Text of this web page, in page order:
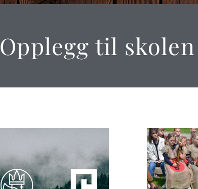
Opplegg til skolen